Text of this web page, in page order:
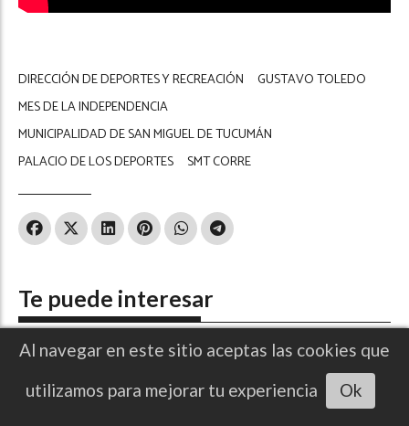
DIRECCIÓN DE DEPORTES Y RECREACIÓN
GUSTAVO TOLEDO
MES DE LA INDEPENDENCIA
MUNICIPALIDAD DE SAN MIGUEL DE TUCUMÁN
PALACIO DE LOS DEPORTES
SMT CORRE
Te puede interesar
Al navegar en este sitio aceptas las cookies que
utilizamos para mejorar tu experiencia
Ok
Escuchar artículo